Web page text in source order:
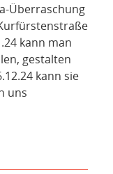
Überraschung
kann man
gestalten
kann sie
uns